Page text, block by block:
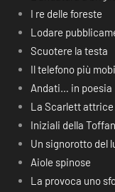
I re delle foreste
Lodare
Scuotere la testa
Il telefono più
Andati… in poesia
La Scarlett attrice
Iniziali della
Un signorotto del
Aiole spinose
La provoca uno